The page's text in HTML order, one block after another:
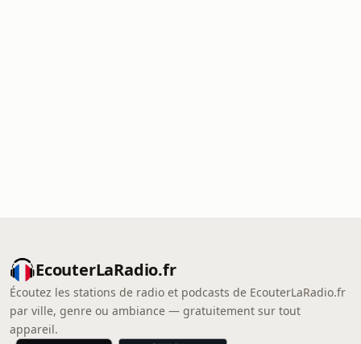
EcouterLaRadio.fr
Écoutez les stations de radio et podcasts de EcouterLaRadio.fr
par ville, genre ou ambiance — gratuitement sur tout
appareil.